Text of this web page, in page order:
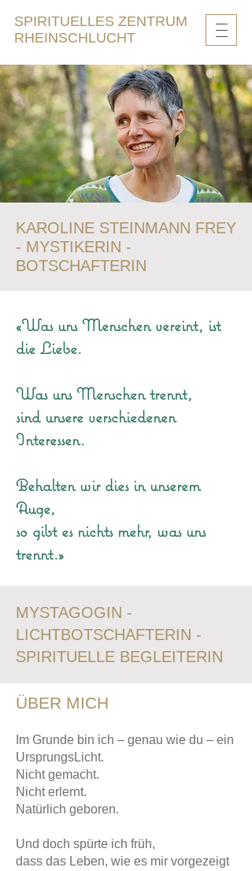
SPIRITUELLES ZENTRUM
RHEINSCHLUCHT
KAROLINE STEINMANN FREY
- MYSTIKERIN -
BOTSCHAFTERIN
«Was uns Menschen vereint, ist
die Liebe.
Was uns Menschen trennt,
sind unsere verschiedenen
Interessen.
Behalten wir dies in unserem
Auge,
so gibt es nichts mehr, was uns
trennt.»
MYSTAGOGIN -
LICHTBOTSCHAFTERIN -
SPIRITUELLE BEGLEITERIN
ÜBER MICH
Im Grunde bin ich – genau wie du – ein
UrsprungsLicht.
Nicht gemacht.
Nicht erlernt.
Natürlich geboren.
Und doch spürte ich früh,
dass das Leben, wie es mir vorgezeigt